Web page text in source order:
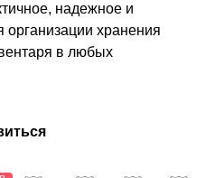
надежное и
хранения
в любых